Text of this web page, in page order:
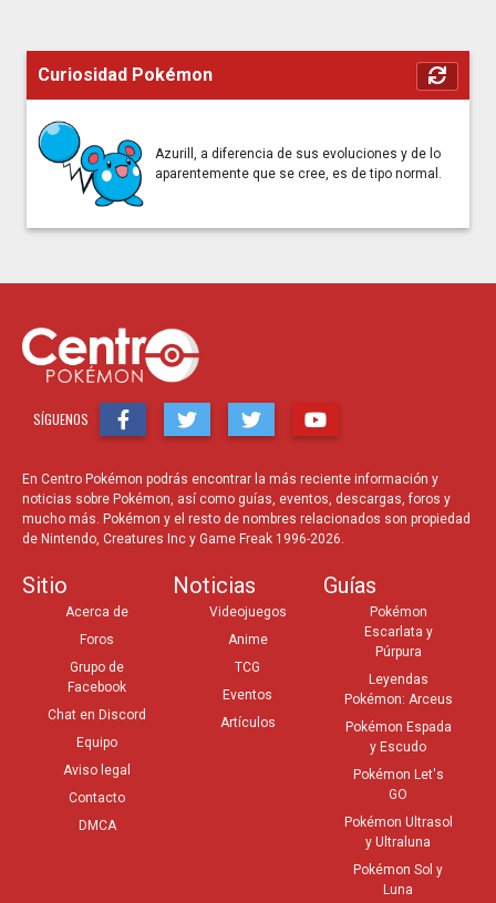
Curiosidad Pokémon
Azurill, a diferencia de sus evoluciones y de lo
aparentemente que se cree, es de tipo normal.
SÍGUENOS
En Centro Pokémon podrás encontrar la más reciente información y
noticias sobre Pokémon, así como guías, eventos, descargas, foros y
mucho más. Pokémon y el resto de nombres relacionados son propiedad
de Nintendo, Creatures Inc y Game Freak 1996-2026.
Sitio
Acerca de
Foros
Grupo de
Facebook
Chat en Discord
Equipo
Aviso legal
Contacto
DMCA
Noticias
Videojuegos
Anime
TCG
Eventos
Artículos
Guías
Pokémon
Escarlata y
Púrpura
Leyendas
Pokémon: Arceus
Pokémon Espada
y Escudo
Pokémon Let's
GO
Pokémon Ultrasol
y Ultraluna
Pokémon Sol y
Luna